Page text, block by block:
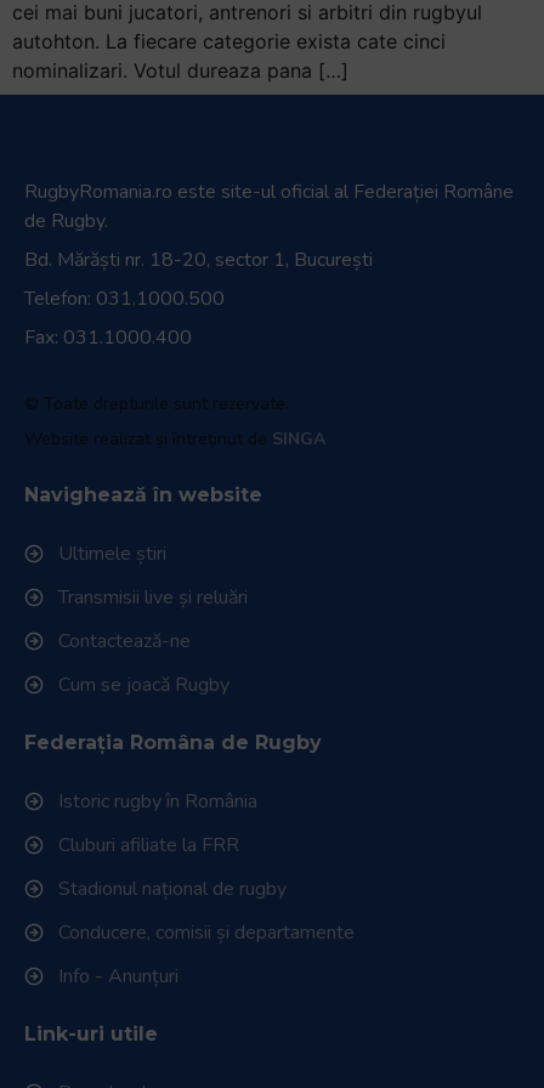
cei mai buni jucatori, antrenori si arbitri din rugbyul
autohton. La fiecare categorie exista cate cinci
nominalizari. Votul dureaza pana […]
RugbyRomania.ro este site-ul oficial al Federației Române
de Rugby.
Bd. Mărăști nr. 18-20, sector 1, București
Telefon: 031.1000.500
Fax: 031.1000.400
© Toate drepturile sunt rezervate.
Website realizat și întreținut de SINGA
Navighează în website
Ultimele știri
Transmisii live și reluări
Contactează-ne
Cum se joacă Rugby
Federația Româna de Rugby
Istoric rugby în România
Cluburi afiliate la FRR
Stadionul național de rugby
Conducere, comisii și departamente
Info - Anunțuri
Link-uri utile